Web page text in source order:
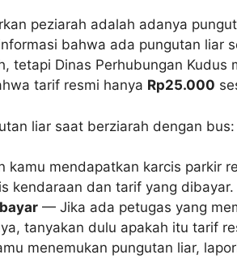
peziarah adalah adanya
bahwa ada pungutan liar
tetapi Dinas Perhubungan Kudus
tarif resmi hanya Rp25.000
liar saat berziarah dengan bus:
kamu mendapatkan karcis parkir
kendaraan dan tarif yang dibayar.
— Jika ada petugas yang
tanyakan dulu apakah itu tarif
menemukan pungutan liar,